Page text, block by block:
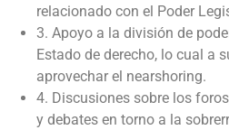
relacionado con el Poder
3. Apoyo a la división de
Estado de derecho, lo cual a
aprovechar el nearshoring.
4. Discusiones sobre los
y debates en torno a la